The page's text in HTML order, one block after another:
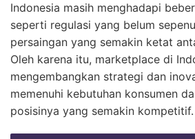
Indonesia masih menghadapi
seperti regulasi yang belum
persaingan yang semakin ketat
Oleh karena itu, marketplace di
mengembangkan strategi dan
memenuhi kebutuhan konsumen
posisinya yang semakin kompetitif.